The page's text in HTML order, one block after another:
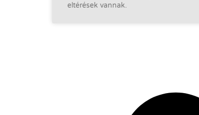
eltérések vannak.